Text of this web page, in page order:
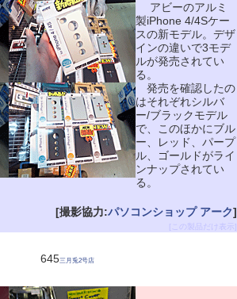
アビーのアルミ
製iPhone 4/4Sケー
スの新モデル。デザ
インの違いで3モデ
ルが発売されてい
る。
発売を確認したの
はそれぞれシルバ
ー/ブラックモデル
で、このほかにブル
ー、レッド、パープ
ル、ゴールドがライ
ンナップされてい
る。
[撮影協力:パソコンショップ アーク]
[この製品だけ表示]
645三月兎2号店